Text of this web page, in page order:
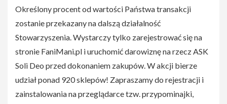
Określony procent od wartości Państwa transakcji
zostanie przekazany na dalszą działalność
Stowarzyszenia. Wystarczy tylko zarejestrować się na
stronie FaniMani.pl i uruchomić darowiznę na rzecz ASK
Soli Deo przed dokonaniem zakupów. W akcji bierze
udział ponad 920 sklepów! Zapraszamy do rejestracji i
zainstalowania na przeglądarce tzw. przypominajki,